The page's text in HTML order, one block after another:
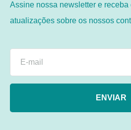
Assine nossa newsletter e receba
atualizações sobre os nossos
ENVIAR